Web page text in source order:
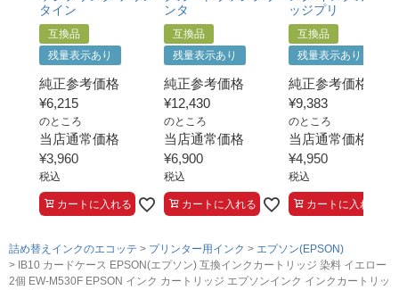
タイン
互換品
残量表示あり
純正参考価格
¥6,215
のところ
当店通常価格
¥3,960
税込
カートに入れる
ンタ
互換品
残量表示あり
純正参考価格
¥12,430
のところ
当店通常価格
¥6,900
税込
カートに入れる
ッジプリ
互換品
残量表示あり
純正参考価格
¥9,383
のところ
当店通常価格
¥4,950
税込
カートに入れる
詰め替えインクのエコッテ プリンター用インク
エプソン(EPSON)
IB10 カードケース EPSON(エプソン) 互換インクカートリッジ 染料 イエロー
2個 EW-M530F EPSON インク カートリッジ エプソンインク インクカートリッ